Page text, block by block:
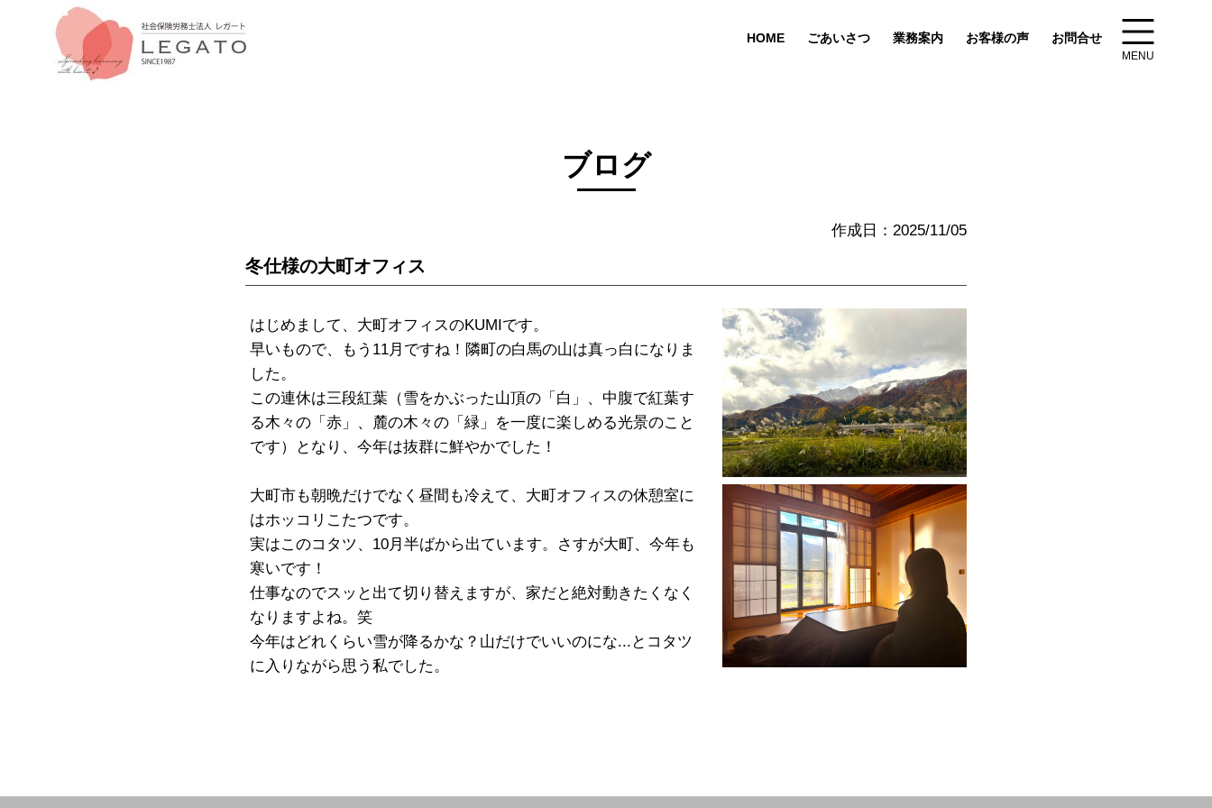
HOME ごあいさつ 業務案内 お客様の声 お問合せ
MENU
ブログ
作成日：2025/11/05
冬仕様の大町オフィス
はじめまして、大町オフィスのKUMIです。
早いもので、もう11月ですね！隣町の白馬の山は真っ白になりま
した。
この連休は三段紅葉（雪をかぶった山頂の「白」、中腹で紅葉す
る木々の「赤」、麓の木々の「緑」を一度に楽しめる光景のこと
です）となり、今年は抜群に鮮やかでした！
大町市も朝晩だけでなく昼間も冷えて、大町オフィスの休憩室に
はホッコリこたつです。
実はこのコタツ、10月半ばから出ています。さすが大町、今年も
寒いです！
仕事なのでスッと出て切り替えますが、家だと絶対動きたくなく
なりますよね。笑
今年はどれくらい雪が降るかな？山だけでいいのにな...とコタツ
に入りながら思う私でした。